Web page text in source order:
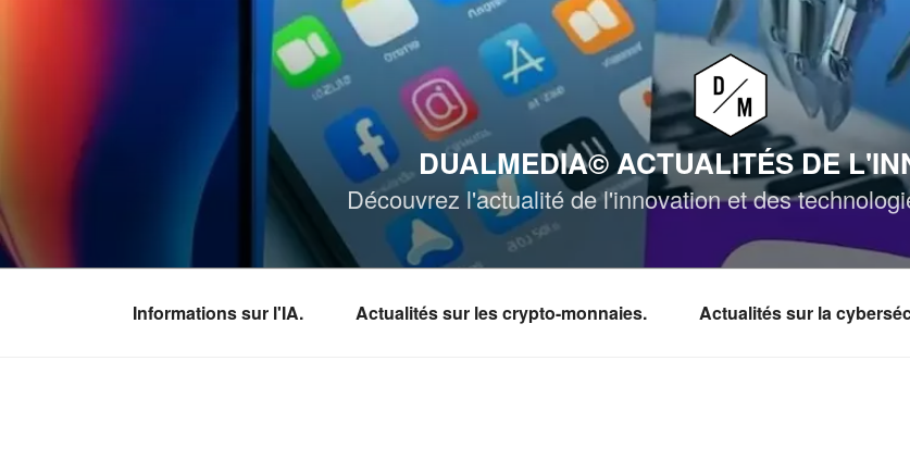
DUALMEDIA© ACTUALITÉS DE
Découvrez l'actualité de l'innovation et des
Informations sur l'IA. Actualités sur les crypto-monnaies. Actualités sur la